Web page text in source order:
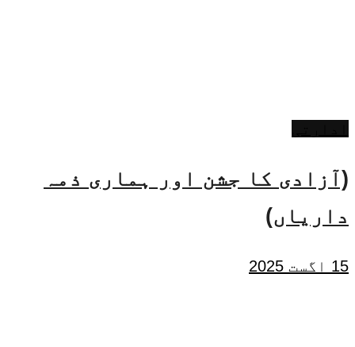
(آزادی کا جشن اور ہماری ذمہ
داریاں)
15 اگست 2025